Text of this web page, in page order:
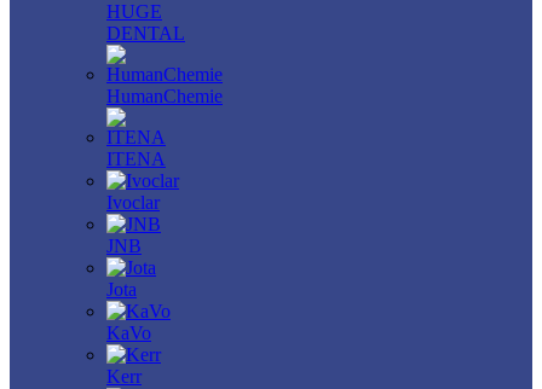
HUGE
DENTAL
HumanChemie
ITENA
Ivoclar
JNB
Jota
KaVo
Kerr